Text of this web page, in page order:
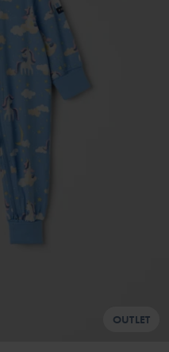
OUTLET